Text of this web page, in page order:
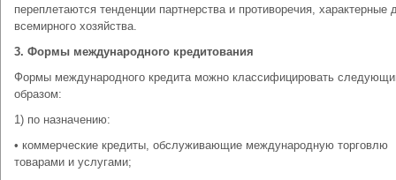
переплетаются тенденции партнерства и противоречия, характерные
всемирного хозяйства.
3. Формы международного кредитования
Формы международного кредита можно классифицировать
образом:
1) по назначению:
• коммерческие кредиты, обслуживающие международную торговлю
товарами и услугами;